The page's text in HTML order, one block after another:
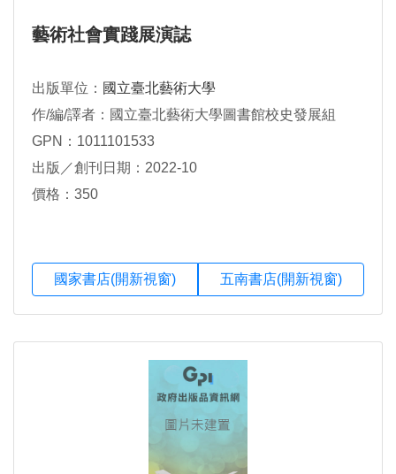
藝術社會實踐展演誌
出版單位： 國立臺北藝術大學
作/編/譯者：國立臺北藝術大學圖書館校史發展組
GPN：1011101533
出版／創刊日期：2022-10
價格：350
國家書店(開新視窗) 五南書店(開新視窗)